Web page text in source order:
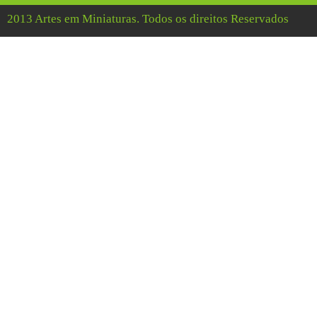
2013 Artes em Miniaturas. Todos os direitos Reservados